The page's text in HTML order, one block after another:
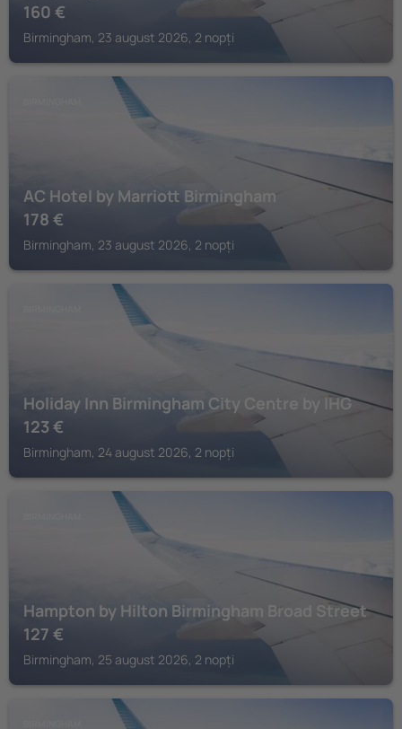
160 €
Birmingham, 23 august 2026, 2 nopți
AC Hotel by Marriott Birmingham
178 €
Birmingham, 23 august 2026, 2 nopți
Holiday Inn Birmingham City Centre by IHG
123 €
Birmingham, 24 august 2026, 2 nopți
Hampton by Hilton Birmingham Broad Street
127 €
Birmingham, 25 august 2026, 2 nopți